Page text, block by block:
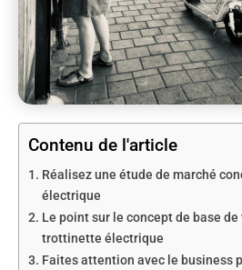
Contenu de l'article
Réalisez une étude de marché
électrique
Le point sur le concept de base
trottinette électrique
Faites attention avec le business